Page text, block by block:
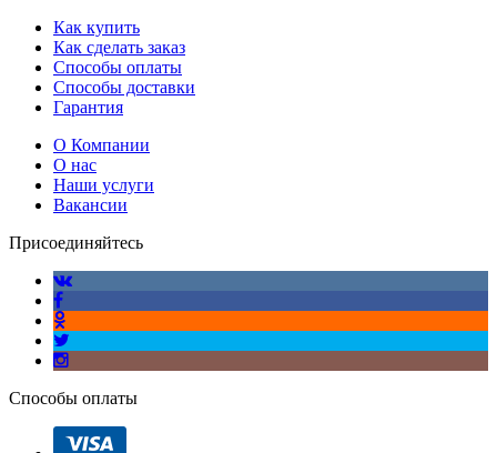
Как купить
Как сделать заказ
Способы оплаты
Способы доставки
Гарантия
О Компании
О нас
Наши услуги
Вакансии
Присоединяйтесь
Способы оплаты